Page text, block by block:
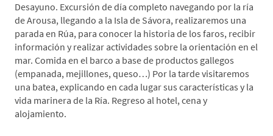
Desayuno. Excursión de día completo navegando por la ría
de Arousa, llegando a la Isla de Sávora, realizaremos una
parada en Rúa, para conocer la historia de los faros, recibir
información y realizar actividades sobre la orientación en el
mar. Comida en el barco a base de productos gallegos
(empanada, mejillones, queso…) Por la tarde visitaremos
una batea, explicando en cada lugar sus características y la
vida marinera de la Ría. Regreso al hotel, cena y
alojamiento.